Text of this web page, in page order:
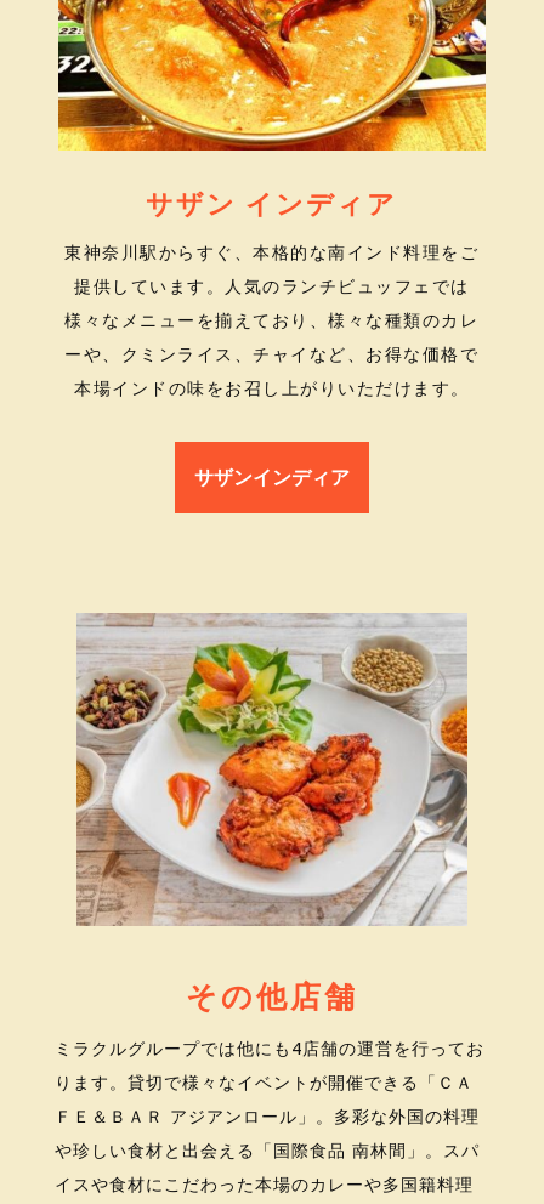
サザン インディア
東神奈川駅からすぐ、本格的な南インド料理をご
提供しています。人気のランチビュッフェでは
様々なメニューを揃えており、様々な種類のカレ
ーや、クミンライス、チャイなど、お得な価格で
本場インドの味をお召し上がりいただけます。
サザンインディア
その他店舗
ミラクルグループでは他にも4店舗の運営を行ってお
ります。貸切で様々なイベントが開催できる「ＣＡ
ＦＥ＆ＢＡＲ アジアンロール」。 多彩な外国の料理
や珍しい食材と出会える「国際食品 南林間」。 スパ
イスや食材にこだわった本場のカレーや多国籍料理